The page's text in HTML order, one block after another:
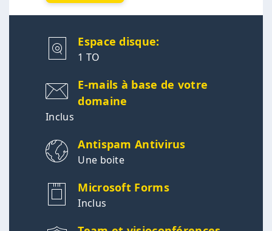
Espace disque:
1 TO
E-mails à base de votre
domaine
Inclus
Antispam Antivirus
Une boite
Microsoft Forms
Inclus